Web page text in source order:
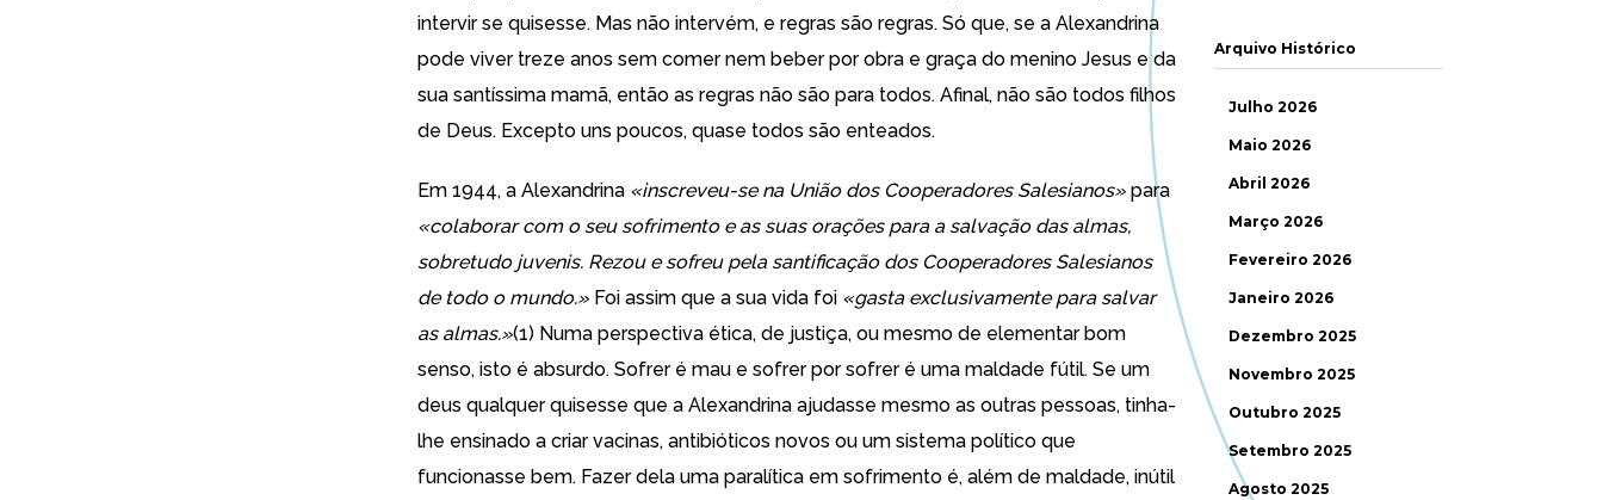
intervir se quisesse. Mas não intervém, e regras são regras. Só que, se a Alexandrina
pode viver treze anos sem comer nem beber por obra e graça do menino Jesus e da
sua santíssima mamã, então as regras não são para todos. Afinal, não são todos filhos
de Deus. Excepto uns poucos, quase todos são enteados.
Em 1944, a Alexandrina «inscreveu-se na União dos Cooperadores Salesianos» para
«colaborar com o seu sofrimento e as suas orações para a salvação das almas,
sobretudo juvenis. Rezou e sofreu pela santificação dos Cooperadores Salesianos
de todo o mundo.» Foi assim que a sua vida foi «gasta exclusivamente para salvar
as almas.»(1) Numa perspectiva ética, de justiça, ou mesmo de elementar bom
senso, isto é absurdo. Sofrer é mau e sofrer por sofrer é uma maldade fútil. Se um
deus qualquer quisesse que a Alexandrina ajudasse mesmo as outras pessoas, tinha-
lhe ensinado a criar vacinas, antibióticos novos ou um sistema político que
funcionasse bem. Fazer dela uma paralítica em sofrimento é, além de maldade, inútil
Arquivo Histórico
Julho 2026
Maio 2026
Abril 2026
Março 2026
Fevereiro 2026
Janeiro 2026
Dezembro 2025
Novembro 2025
Outubro 2025
Setembro 2025
Agosto 2025